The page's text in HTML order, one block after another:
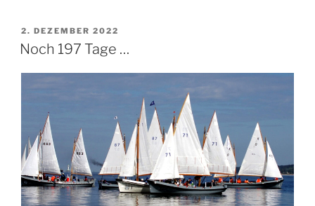
VERÖFFENTLICHT
AM
2. DEZEMBER 2022
Noch 197 Tage …